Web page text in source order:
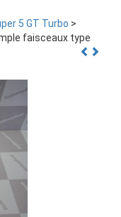
5 GT Turbo >
faisceaux type